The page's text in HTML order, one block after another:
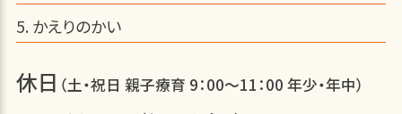
かえりのかい
休日 （土・祝日 親子療育 9：00～11：00 年少・年中）